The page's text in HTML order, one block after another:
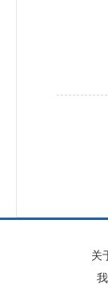
关